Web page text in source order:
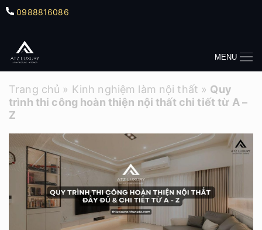
0988816086
MENU
Trang chủ » Kinh nghiệm làm nội thất » Quy
trình thi công hoàn thiện nội thất chi tiết từ A –
Z